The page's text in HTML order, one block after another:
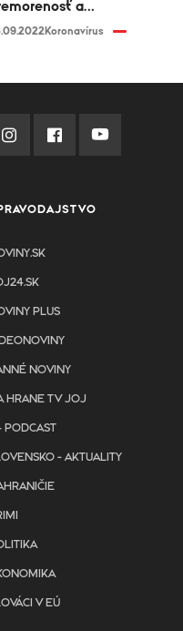
a
Koronavírus
PLUS
NOVINY
HRANE TV JOJ
PODCAST
- AKTUALITY
V EÚ